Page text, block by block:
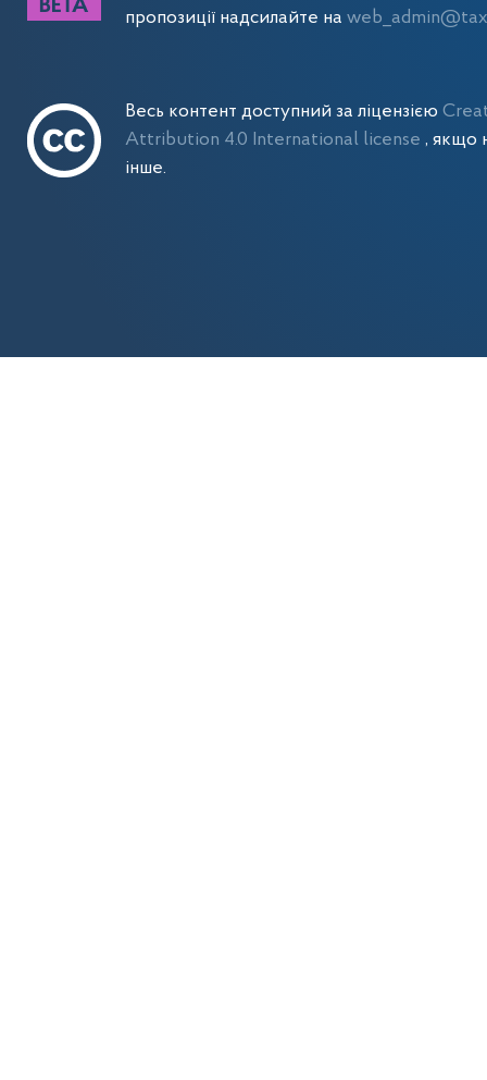
пропозиції надсилайте на
Весь контент доступний за ліцензією
Attribution 4.0 International license , якщо
інше.